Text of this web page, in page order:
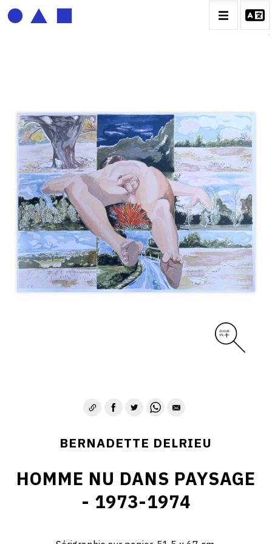
BERNADETTE DELRIEU
BIOGRAPHIE
CATALOGUE DES OEUVRES
ECRITURE DE LUMIÈRE
PHOTO / PEINTURE
TÉNÈBRES ET LUMIÈRE
CONTACT
BERNADETTE DELRIEU
HOMME NU DANS PAYSAGE
- 1973-1974